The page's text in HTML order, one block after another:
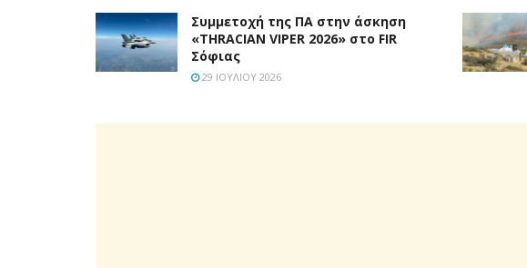
Συμμετοχή της ΠΑ στην άσκηση
«THRACIAN VIPER 2026» στο FIR
Σόφιας
29 ΙΟΥΛΊΟΥ 2026